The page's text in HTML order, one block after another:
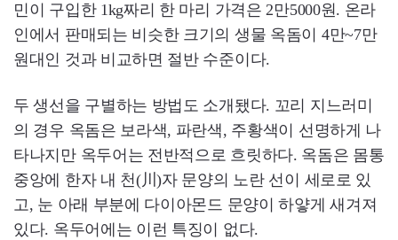
민이 구입한 1kg짜리 한 마리 가격은 2만5000원. 온라
인에서 판매되는 비슷한 크기의 생물 옥돔이 4만~7만
원대인 것과 비교하면 절반 수준이다.
두 생선을 구별하는 방법도 소개됐다. 꼬리 지느러미
의 경우 옥돔은 보라색, 파란색, 주황색이 선명하게 나
타나지만 옥두어는 전반적으로 흐릿하다. 옥돔은 몸통
중앙에 한자 내 천(川)자 문양의 노란 선이 세로로 있
고, 눈 아래 부분에 다이아몬드 문양이 하얗게 새겨져
있다. 옥두어에는 이런 특징이 없다.